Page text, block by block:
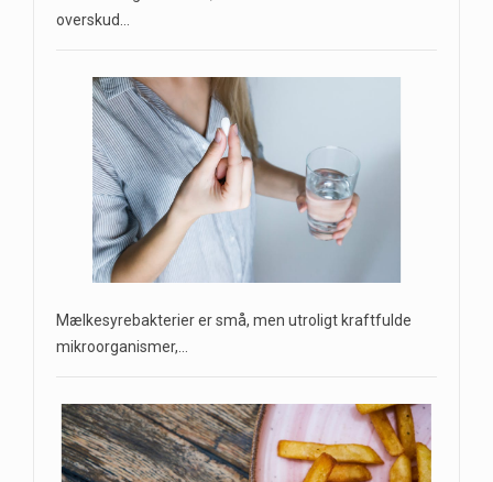
overskud…
Mælkesyrebakterier er små, men utroligt kraftfulde
mikroorganismer,…